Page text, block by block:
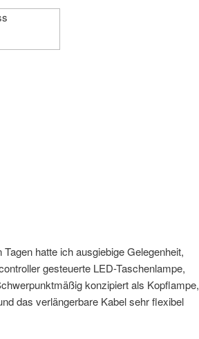
hatte ich ausgiebige Gelegenheit,
gesteuerte LED-Taschenlampe,
konzipiert als Kopflampe,
das verlängerbare Kabel sehr flexibel